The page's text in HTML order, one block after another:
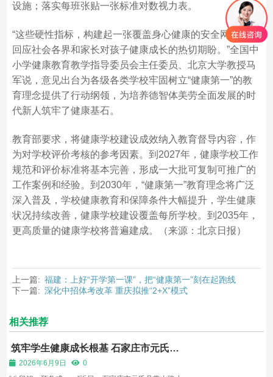
设施；落实每班张贴一张标准对数视力表。
“这些硬性指标，构建起一张覆盖身心健康的安全网，切实
回应社会各界和家长对孩子健康成长的热切期盼。”全国中
小学健康教育教学指导委员会主任委员、北京大学教授马
军说，意见出台为各级各类学校牢固树立“健康第一”的教
育理念提供了行动纲领，为培养德智体美劳全面发展的时
代新人筑牢了健康基石。
教育部要求，将健康学校建设成效纳入教育督导内容，作
为对学校评价考核的参考因素。到2027年，健康学校工作
规范和评价标准将基本完善，形成一大批可复制可推广的
工作案例和经验。到2030年，“健康第一”教育理念将广泛
深入普及，学校健康教育和保障条件大幅提升，学生健康
状况持续改善，健康学校建设覆盖每所学校。到2035年，
更高质量的健康学校将普遍建成。（来源：北京日报）
上一篇: 福建：上好“开学第一课”，把“健康第一”刻在起跑线
下一篇: 深化中招体考改革 重庆拟推“2+X”模式
相关推荐
筑牢学生健康成长根基 石家庄市元氏县
深耕体育育人沃土
2026年6月9日
0